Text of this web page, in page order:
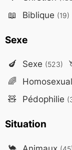
📖 Biblique (19)
Sexe
🍆 Sexe (523)
🌈
🧸 Pédophilie
Situation